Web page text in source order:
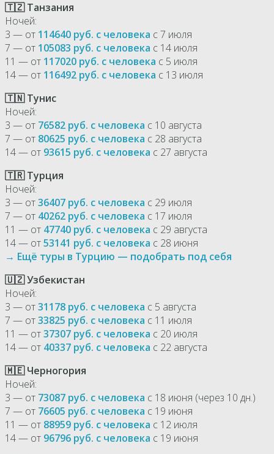
🇹🇿 Танзания
Ночей:
3 — от 114640 руб. с человека с 7 июля
7 — от 105083 руб. с человека с 14 июля
11 — от 117020 руб. с человека с 5 июля
14 — от 116492 руб. с человека с 13 июля
🇹🇳 Тунис
Ночей:
3 — от 76582 руб. с человека с 10 августа
7 — от 80625 руб. с человека с 28 августа
14 — от 93615 руб. с человека с 27 августа
🇹🇷 Турция
Ночей:
3 — от36407 руб. с человека с 29 июля
7 — от 40262 руб. с человека с 17 июля
11 — от 47740 руб. с человека с 29 августа
14 — от53141 руб. с человека с 28 июня
→ Ещё туры в Турцию — подобрать под себя
🇺🇿 Узбекистан
Ночей:
3 — от31178 руб. с человека с 5 августа
7 — от33825 руб. с человека с 11 июля
11 — от37307 руб. с человека с 20 июля
14 — от 40337 руб. с человека с 22 августа
🇲🇪 Черногория
Ночей:
3 — от 73087 руб. с человека с 18 июня (через 10 дн.)
7 — от 76605 руб. с человека с 19 июня
11 — от 88959 руб. с человека с 12 июля
14 — от 96796 руб. с человека с 19 июня